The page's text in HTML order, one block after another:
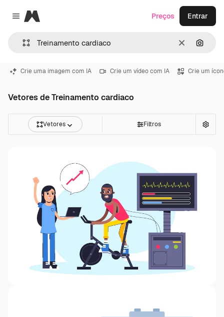
Close menu
Magnific
Limpar
Preços Entrar
Crie uma imagem com IA Crie um vídeo com IA Crie um
Vetores de Treinamento cardiaco
Vetores Filtros